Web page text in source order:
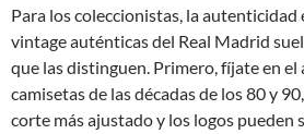
Para los coleccionistas, la autenticidad
vintage auténticas del Real Madrid
que las distinguen. Primero, fíjate en el
camisetas de las décadas de los 80 y
corte más ajustado y los logos pueden